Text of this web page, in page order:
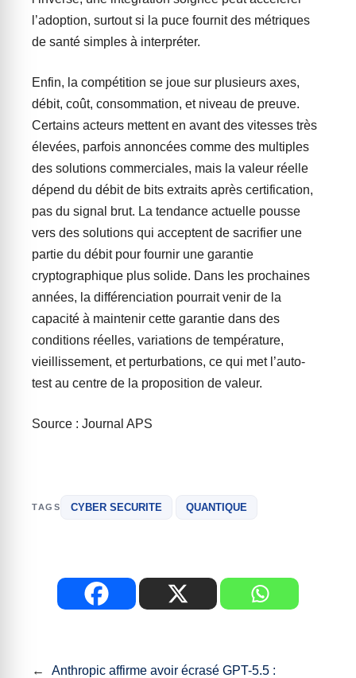
l’adoption, surtout si la puce fournit des métriques
de santé simples à interpréter.
Enfin, la compétition se joue sur plusieurs axes,
débit, coût, consommation, et niveau de preuve.
Certains acteurs mettent en avant des vitesses très
élevées, parfois annoncées comme des multiples
des solutions commerciales, mais la valeur réelle
dépend du débit de bits extraits après certification,
pas du signal brut. La tendance actuelle pousse
vers des solutions qui acceptent de sacrifier une
partie du débit pour fournir une garantie
cryptographique plus solide. Dans les prochaines
années, la différenciation pourrait venir de la
capacité à maintenir cette garantie dans des
conditions réelles, variations de température,
vieillissement, et perturbations, ce qui met l’auto-
test au centre de la proposition de valeur.
Source : Journal APS
TAGS CYBER SECURITE QUANTIQUE
←
Anthropic affirme avoir écrasé GPT-5.5 :